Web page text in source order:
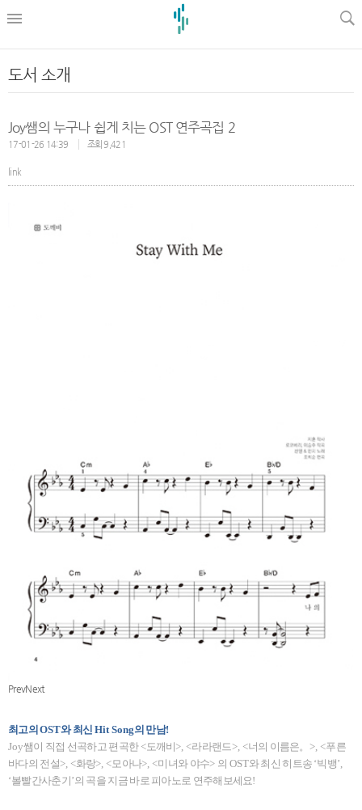
도서 소개
Joy쌤의 누구나 쉽게 치는 OST 연주곡집 2
17-01-26 14:39 조회 9,421
link
PrevNext
최고의OST와 최신 Hit Song의 만남!
Joy쌤이 직접 선곡하고 편곡한 <도깨비>, <라라랜드>, <너의 이름은。>, <푸른
바다의 전설>, <화랑>, <모아나>, <미녀와 야수> 의 OST와 최신 히트송 ‘빅뱅’,
‘볼빨간사춘기 ’의 곡을 지금 바로 피아노로 연주해보세요!